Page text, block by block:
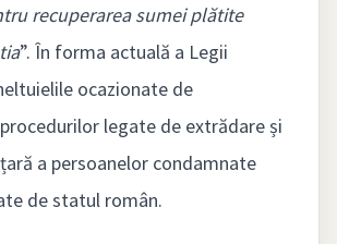
recuperarea sumei plătite
”. În forma actuală a Legii
ocazionate de
legate de extrădare și
a persoanelor condamnate
de statul român.